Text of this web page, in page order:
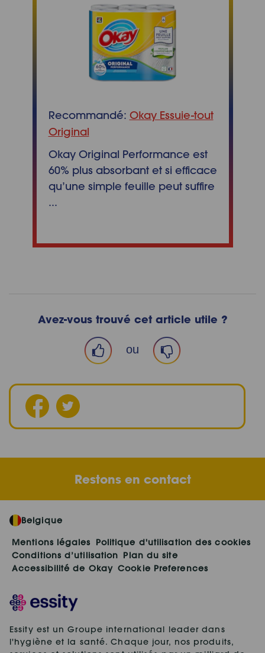
Recommandé: Okay Essuie-tout
Original
Okay Original Performance est
60% plus absorbant et si efficace
qu’une simple feuille peut suffire
...
Avez-vous trouvé cet article utile ?
ou
Restons en contact
Belgique
Mentions légales
Politique d'utilisation des cookies
Conditions d’utilisation Plan du site
Accessibilité de Okay Cookie Preferences
Essity est un Groupe international leader dans
l'hygiène et la santé. Chaque jour, nos produits,